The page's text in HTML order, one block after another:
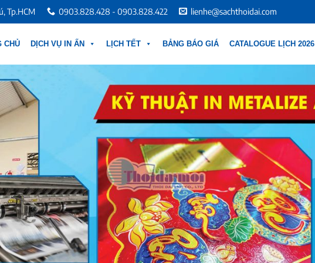
Tp.HCM 0903.828.428 - 0903.828.422 lienhe@sachthoidai.com
CHỦ DỊCH VỤ IN ẤN LỊCH TẾT BẢNG BÁO GIÁ CATALOGUE LỊCH 2026